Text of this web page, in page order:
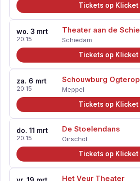
Tickets op Klicket
wo. 3 mrt
20:15
Theater aan de Schie
Schiedam
Tickets op Klicket
za. 6 mrt
20:15
Schouwburg Ogterop
Meppel
Tickets op Klicket
do. 11 mrt
20:15
De Stoelendans
Oirschot
Tickets op Klicket
Het Veur Theater